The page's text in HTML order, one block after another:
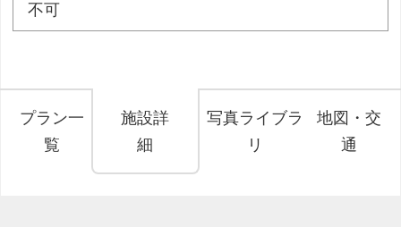
不可
プラン一
覧
施設詳
細
写真ライブラ
リ
地図・交
通